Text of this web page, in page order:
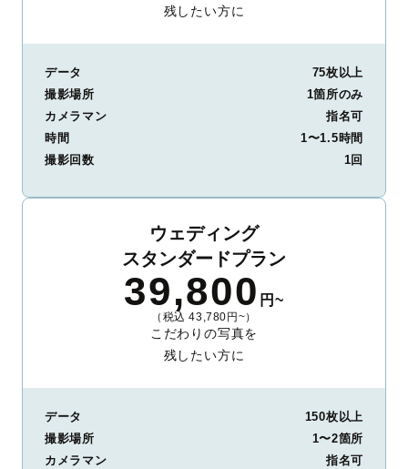
残したい方に
データ
75枚以上
撮影場所
1箇所のみ
カメラマン
指名可
時間
1〜1.5時間
撮影回数
1回
ウェディング
スタンダードプラン
39,800 円~
（税込 43,780円~）
こだわりの写真を
残したい方に
データ
150枚以上
撮影場所
1〜2箇所
カメラマン
指名可